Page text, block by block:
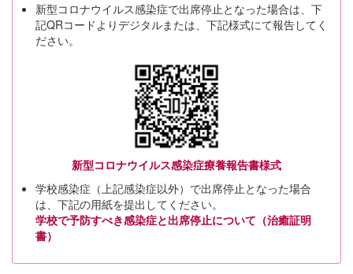
新型コロナウイルス感染症で出席停止となった場合は、下
記QRコードよりデジタルまたは、下記様式にて報告してく
ださい。
新型コロナウイルス感染症療養報告書様式
学校感染症（上記感染症以外）で出席停止となった場合
は、下記の用紙を提出してください。
学校で予防すべき感染症と出席停止について（治癒証明
書）